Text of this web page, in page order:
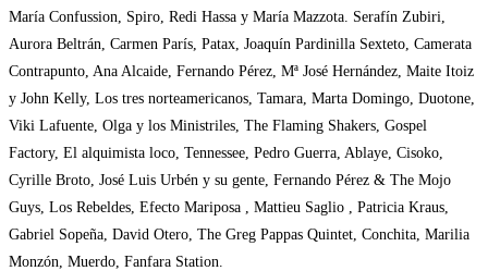
María Confussion, Spiro, Redi Hassa y María Mazzota. Serafín Zubiri,
Aurora Beltrán, Carmen París, Patax, Joaquín Pardinilla Sexteto, Camerata
Contrapunto, Ana Alcaide, Fernando Pérez, Mª José Hernández, Maite Itoiz
y John Kelly, Los tres norteamericanos, Tamara, Marta Domingo, Duotone,
Viki Lafuente, Olga y los Ministriles, The Flaming Shakers, Gospel
Factory, El alquimista loco, Tennessee, Pedro Guerra, Ablaye, Cisoko,
Cyrille Broto, José Luis Urbén y su gente, Fernando Pérez & The Mojo
Guys, Los Rebeldes, Efecto Mariposa , Mattieu Saglio , Patricia Kraus,
Gabriel Sopeña, David Otero, The Greg Pappas Quintet, Conchita, Marilia
Monzón, Muerdo, Fanfara Station.